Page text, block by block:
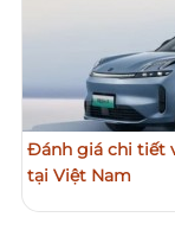
Đánh giá chi tiết
tại Việt Nam